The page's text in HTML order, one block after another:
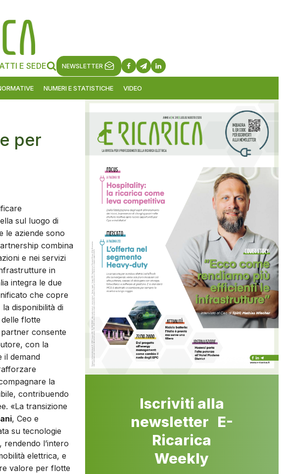
E SEDE NEWSLETTER
NUMERI E STATISTICHE VIDEO
per
sul luogo di
le aziende sono
combina
e nei servizi
in
integra le due
che copre
disponibilità di
flotte
consente
con la
il demand
la
contribuendo
«La transizione
, Ceo e
su tecnologie
rendendo l’intero
elettrica, e
valore per flotte
Iscriviti alla
newsletter E-
Ricarica
Weekly